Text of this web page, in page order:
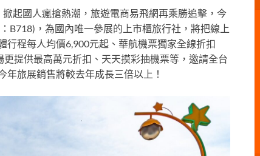
起國人瘋搶熱潮，旅遊電商易飛網再乘勝追擊，今
B718)，為國內唯一參展的上市櫃旅行社，將把線上
程每人均價6,900元起、華航機票獨家全線折扣
提供最高萬元折扣、天天摸彩抽機票等，邀請全台
旅展銷售將較去年成長三倍以上！